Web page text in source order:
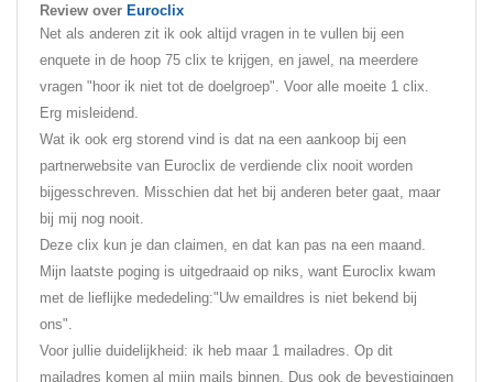
Review over Euroclix
Net als anderen zit ik ook altijd vragen in te vullen bij een
enquete in de hoop 75 clix te krijgen, en jawel, na meerdere
vragen "hoor ik niet tot de doelgroep". Voor alle moeite 1 clix.
Erg misleidend.
Wat ik ook erg storend vind is dat na een aankoop bij een
partnerwebsite van Euroclix de verdiende clix nooit worden
bijgesschreven. Misschien dat het bij anderen beter gaat, maar
bij mij nog nooit.
Deze clix kun je dan claimen, en dat kan pas na een maand.
Mijn laatste poging is uitgedraaid op niks, want Euroclix kwam
met de lieflijke mededeling:"Uw emaildres is niet bekend bij
ons".
Voor jullie duidelijkheid: ik heb maar 1 mailadres. Op dit
mailadres komen al mijn mails binnen. Dus ook de bevestigingen